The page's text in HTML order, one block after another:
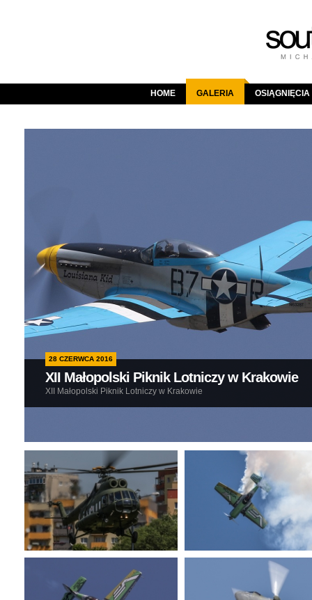
HOME GALERIA OSIĄGNIĘCIA
28 CZERWCA 2016
XII Małopolski Piknik Lotniczy w Krakowie
XII Małopolski Piknik Lotniczy w Krakowie